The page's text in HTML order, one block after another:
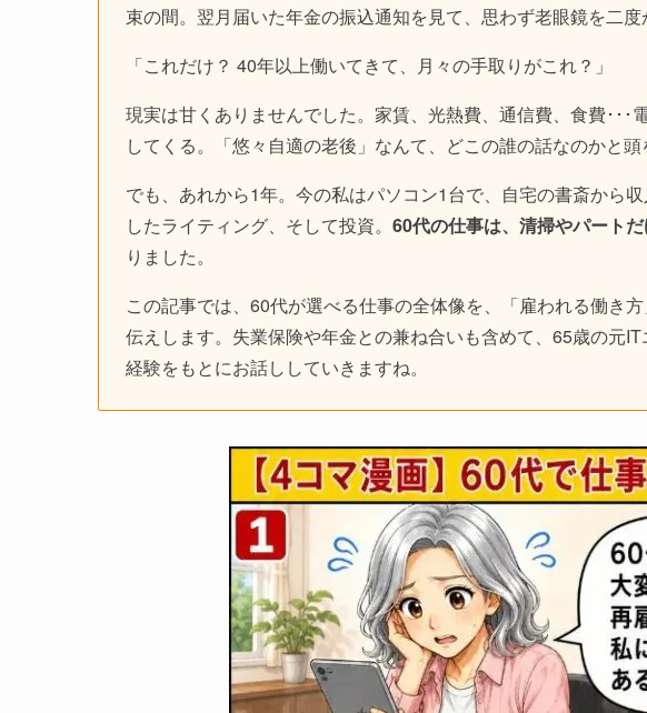
束の間。翌月届いた年金の振込通知を見て、思わず老眼鏡を二度
「これだけ？ 40年以上働いてきて、月々の手取りがこれ？」
現実は甘くありませんでした。家賃、光熱費、通信費、食費･･･
してくる。「悠々自適の老後」なんて、どこの誰の話なのかと頭
でも、あれから1年。今の私はパソコン1台で、自宅の書斎から
したライティング、そして投資。 60代の仕事は、清掃やパート
りました。
この記事では、60代が選べる仕事の全体像を、「雇われる働き
伝えします。失業保険や年金との兼ね合いも含めて、65歳の元
経験をもとにお話ししていきますね。